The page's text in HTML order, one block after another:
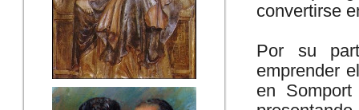
convertirse
Por su
emprender
en